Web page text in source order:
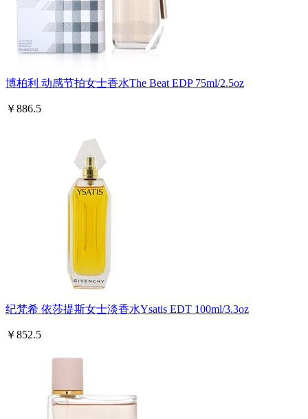
博柏利 动感节拍女士香水The Beat EDP 75ml/2.5oz
￥886.5
纪梵希 依莎提斯女士淡香水Ysatis EDT 100ml/3.3oz
￥852.5